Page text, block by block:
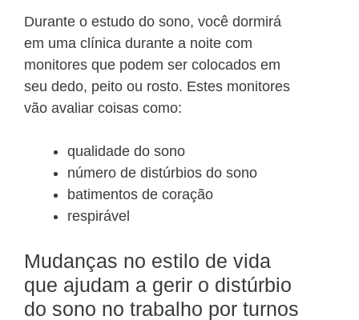
Durante o estudo do sono, você dormirá
em uma clínica durante a noite com
monitores que podem ser colocados em
seu dedo, peito ou rosto. Estes monitores
vão avaliar coisas como:
qualidade do sono
número de distúrbios do sono
batimentos de coração
respirável
Mudanças no estilo de vida
que ajudam a gerir o distúrbio
do sono no trabalho por turnos